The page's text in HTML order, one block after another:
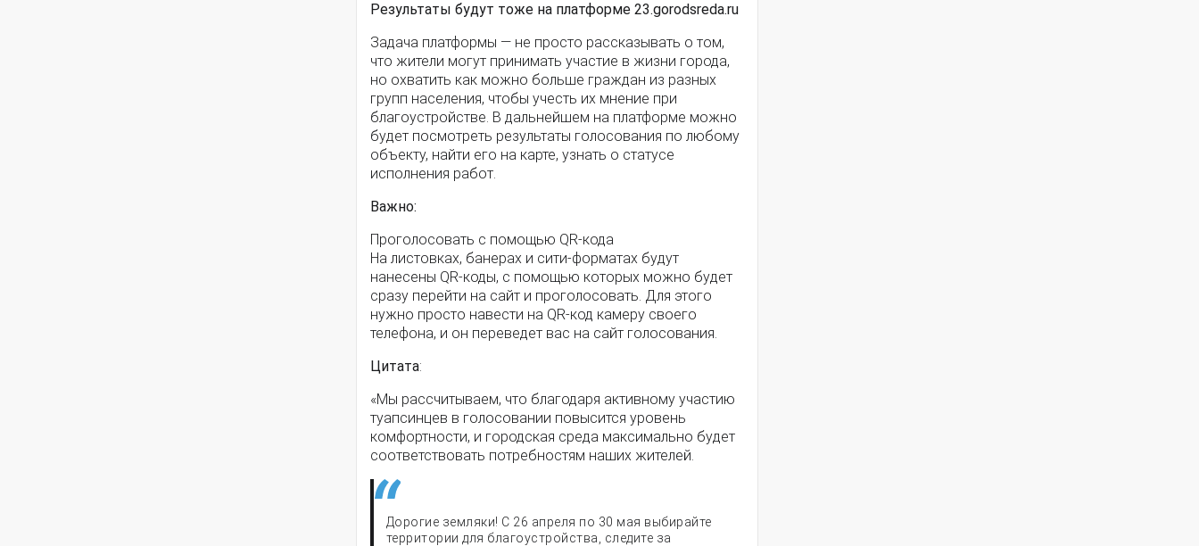
Результаты будут тоже на платформе 23.gorodsreda.ru
Задача платформы — не просто рассказывать о том,
что жители могут принимать участие в жизни города,
но охватить как можно больше граждан из разных
групп населения, чтобы учесть их мнение при
благоустройстве. В дальнейшем на платформе можно
будет посмотреть результаты голосования по любому
объекту, найти его на карте, узнать о статусе
исполнения работ.
Важно:
Проголосовать с помощью QR-кода
На листовках, банерах и сити-форматах будут
нанесены QR-коды, с помощью которых можно будет
сразу перейти на сайт и проголосовать. Для этого
нужно просто навести на QR-код камеру своего
телефона, и он переведет вас на сайт голосования.
Цитата:
«Мы рассчитываем, что благодаря активному участию
туапсинцев в голосовании повысится уровень
комфортности, и городская среда максимально будет
соответствовать потребностям наших жителей.
Дорогие земляки! С 26 апреля по 30 мая выбирайте
территории для благоустройства, следите за